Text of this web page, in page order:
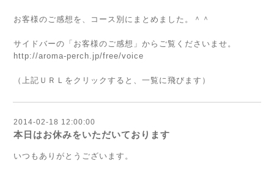
お客様のご感想を、コース別にまとめました。＾＾
サイドバーの「お客様のご感想」からご覧くださいませ。
http://aroma-perch.jp/free/voice
（上記ＵＲＬをクリックすると、一覧に飛びます）
2014-02-18 12:00:00
本日はお休みをいただいております
いつもありがとうございます。